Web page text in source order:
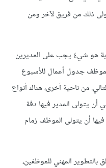
ذلك من فريق لآخر ومن
هو شيءٌ يجب على المديرين
جدول أعمال للأسبوع
من ناحية أخرى، هناك أنواع
أن يتولى المدير فيها دفة
أن يتولى الموظف زمام
بالتطوير المهني للموظفين،